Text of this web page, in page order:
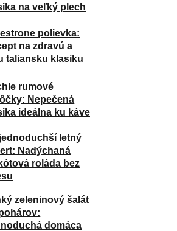
na veľký plech
polievka:
na zdravú a
taliansku klasiku
rumové
Nepečená
ideálna ku káve
letný
Nadýchaná
roláda bez
zeleninový šalát
domáca